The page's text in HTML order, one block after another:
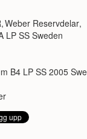
,Weber Reservdelar,
LP SS Sweden
B4 LP SS 2005